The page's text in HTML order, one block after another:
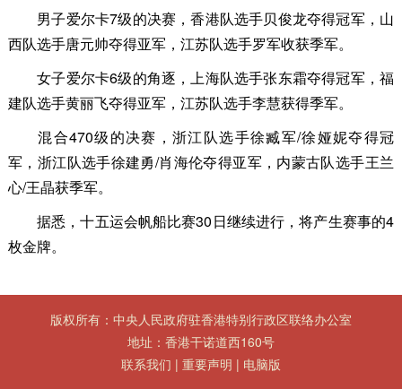
男子爱尔卡7级的决赛，香港队选手贝俊龙夺得冠军，山
西队选手唐元帅夺得亚军，江苏队选手罗军收获季军。
女子爱尔卡6级的角逐，上海队选手张东霜夺得冠军，福
建队选手黄丽飞夺得亚军，江苏队选手李慧获得季军。
混合470级的决赛，浙江队选手徐臧军/徐娅妮夺得冠
军，浙江队选手徐建勇/肖海伦夺得亚军，内蒙古队选手王兰
心/王晶获季军。
据悉，十五运会帆船比赛30日继续进行，将产生赛事的4
枚金牌。
版权所有：中央人民政府驻香港特别行政区联络办公室
地址：香港干诺道西160号
联系我们 | 重要声明 | 电脑版